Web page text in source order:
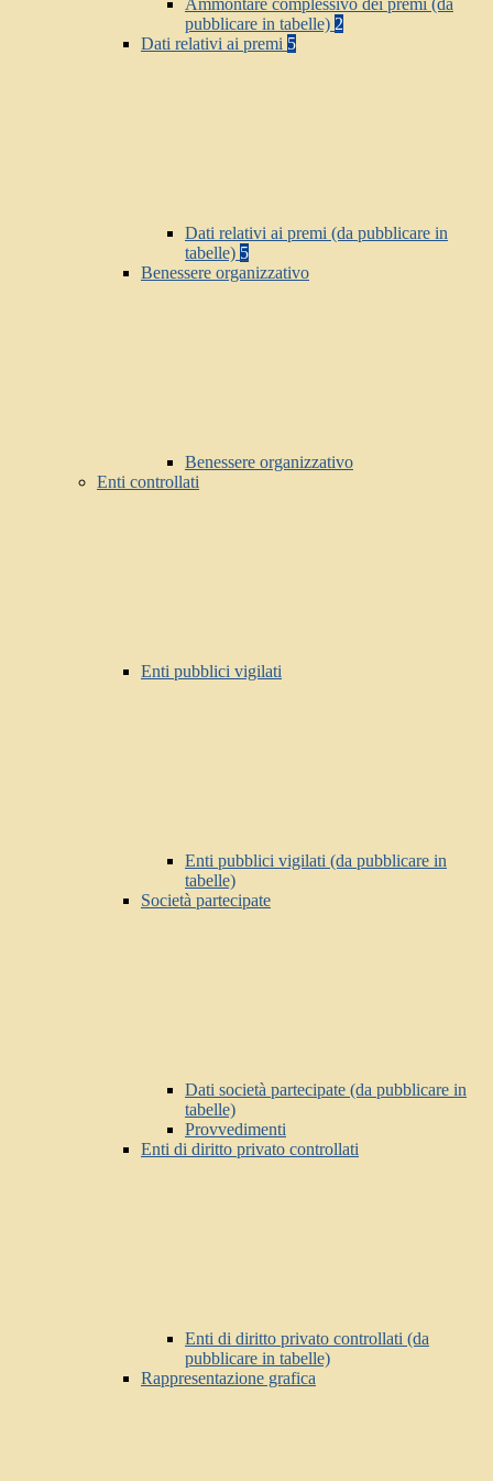
Ammontare complessivo dei premi (da
pubblicare in tabelle) 2
Dati relativi ai premi 5
Dati relativi ai premi (da pubblicare in
tabelle) 5
Benessere organizzativo
Benessere organizzativo
Enti controllati
Enti pubblici vigilati
Enti pubblici vigilati (da pubblicare in
tabelle)
Società partecipate
Dati società partecipate (da pubblicare in
tabelle)
Provvedimenti
Enti di diritto privato controllati
Enti di diritto privato controllati (da
pubblicare in tabelle)
Rappresentazione grafica